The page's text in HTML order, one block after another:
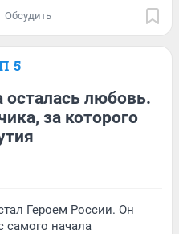
Обсудить
5
осталась любовь.
за которого
Героем России. Он
самого начала